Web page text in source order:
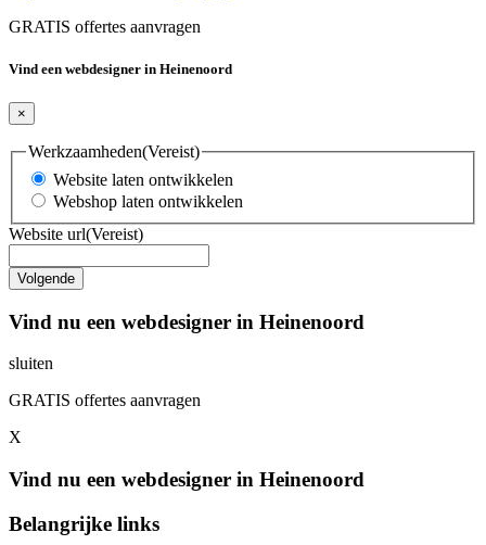
GRATIS offertes aanvragen
Vind een webdesigner in Heinenoord
×
Werkzaamheden(Vereist)
Website laten ontwikkelen
Webshop laten ontwikkelen
Website url(Vereist)
Vind nu een webdesigner in Heinenoord
sluiten
GRATIS offertes aanvragen
X
Vind nu een webdesigner in Heinenoord
Belangrijke links